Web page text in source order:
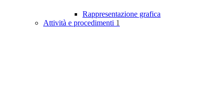
Rappresentazione grafica
Attività e procedimenti 1